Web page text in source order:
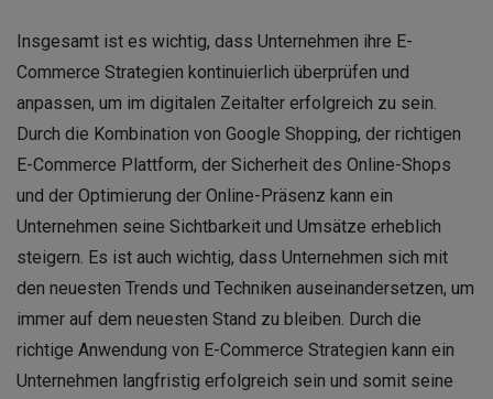
Insgesamt ist es wichtig, dass Unternehmen ihre E-
Commerce Strategien kontinuierlich überprüfen und
anpassen, um im digitalen Zeitalter erfolgreich zu sein.
Durch die Kombination von Google Shopping, der richtigen
E-Commerce Plattform, der Sicherheit des Online-Shops
und der Optimierung der Online-Präsenz kann ein
Unternehmen seine Sichtbarkeit und Umsätze erheblich
steigern. Es ist auch wichtig, dass Unternehmen sich mit
den neuesten Trends und Techniken auseinandersetzen, um
immer auf dem neuesten Stand zu bleiben. Durch die
richtige Anwendung von E-Commerce Strategien kann ein
Unternehmen langfristig erfolgreich sein und somit seine